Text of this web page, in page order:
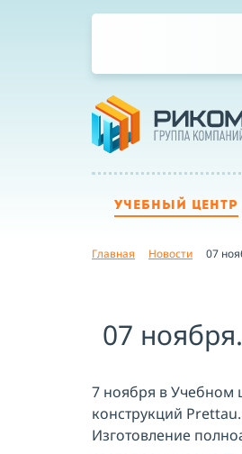
УЧЕБНЫЙ ЦЕНТР
Главная Новости 07
07
7 ноября в Учебном
конструкций Prettau.
Изготовление